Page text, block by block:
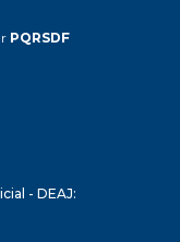
PQRSDF
- DEAJ: